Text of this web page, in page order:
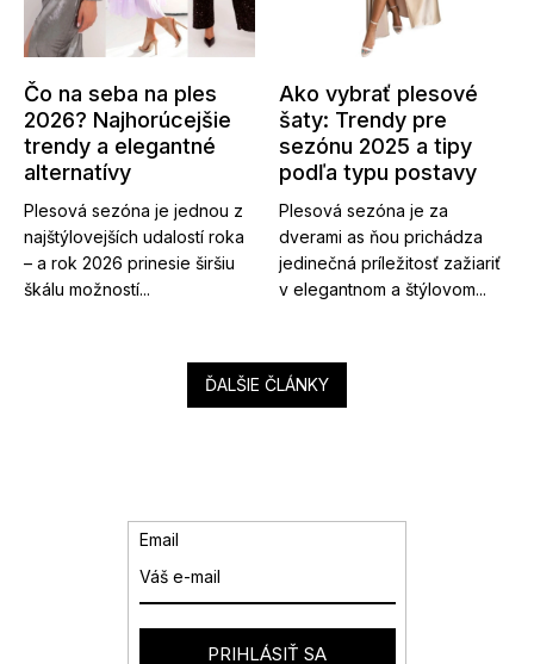
Čo na seba na ples
2026? Najhorúcejšie
trendy a elegantné
alternatívy
Plesová sezóna je jednou z
najštýlovejších udalostí roka
– a rok 2026 prinesie širšiu
škálu možností...
Ako vybrať plesové
šaty: Trendy pre
sezónu 2025 a tipy
podľa typu postavy
Plesová sezóna je za
dverami as ňou prichádza
jedinečná príležitosť zažiariť
v elegantnom a štýlovom...
ĎALŠIE ČLÁNKY
Email
PRIHLÁSIŤ SA